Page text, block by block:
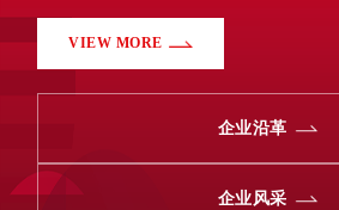
VIEW MORE
企业沿革
企业风采